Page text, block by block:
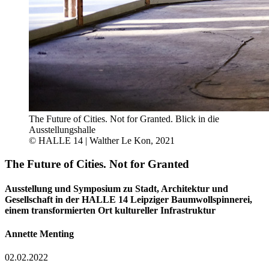
The Future of Cities. Not for Granted. Blick in die
Ausstellungshalle
© HALLE 14 | Walther Le Kon, 2021
The Future of Cities. Not for Granted
Ausstellung und Symposium zu Stadt, Architektur und
Gesellschaft in der HALLE 14 Leipziger Baumwollspinnerei,
einem transformierten Ort kultureller Infrastruktur
Annette Menting
02.02.2022